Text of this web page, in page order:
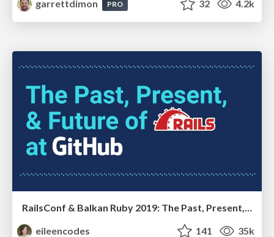
garrettdimon PRO 32 4.2k
eileencodes
141 35k